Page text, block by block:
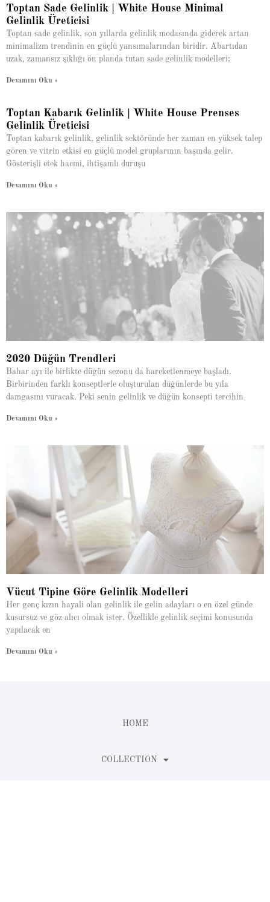
Toptan Sade Gelinlik | White House Minimal
Gelinlik Üreticisi
Toptan sade gelinlik, son yıllarda gelinlik modasında giderek artan
minimalizm trendinin en güçlü yansımalarından biridir. Abartıdan
uzak, zamansız şıklığı ön planda tutan sade gelinlik modelleri;
Devamını Oku »
Toptan Kabarık Gelinlik | White House Prenses
Gelinlik Üreticisi
Toptan kabarık gelinlik, gelinlik sektöründe her zaman en yüksek talep
gören ve vitrin etkisi en güçlü model gruplarının başında gelir.
Gösterişli etek hacmi, ihtişamlı duruşu
Devamını Oku »
2020 Düğün Trendleri
Bahar ayı ile birlikte düğün sezonu da hareketlenmeye başladı.
Birbirinden farklı konseptlerle oluşturulan düğünlerde bu yıla
damgasını vuracak. Peki senin gelinlik ve düğün konsepti tercihin
Devamını Oku »
Vücut Tipine Göre Gelinlik Modelleri
Her genç kızın hayali olan gelinlik ile gelin adayları o en özel günde
kusursuz ve göz alıcı olmak ister. Özellikle gelinlik seçimi konusunda
yapılacak en
Devamını Oku »
HOME
COLLECTION